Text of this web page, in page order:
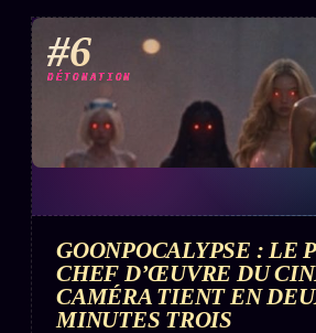
#6
DÉTONATION
GOONPOCALYPSE : LE
CHEF D’ŒUVRE DU
CAMÉRA TIENT EN
MINUTES TROIS